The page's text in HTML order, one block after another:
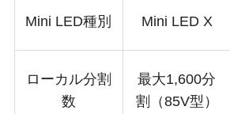
Mini LED種別 Mini LED X
ローカル分割
数
最大1,600分
割
（85V型）